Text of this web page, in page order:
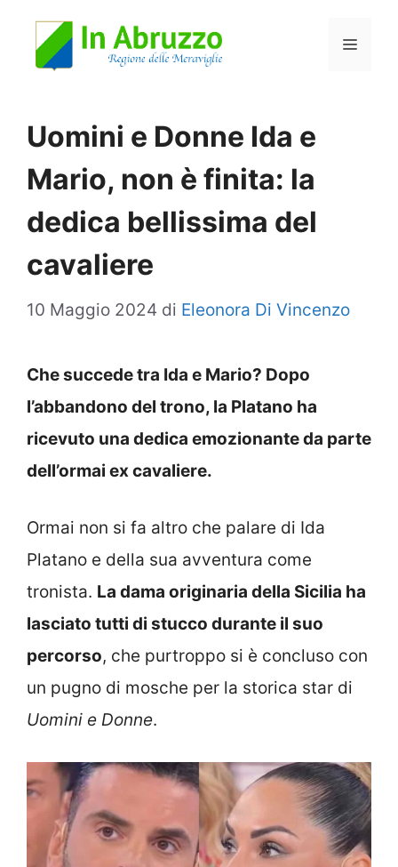
Menu
Uomini e Donne Ida e
Mario, non è finita: la
dedica bellissima del
cavaliere
10 Maggio 2024 di Eleonora Di Vincenzo
Che succede tra Ida e Mario? Dopo
l’abbandono del trono, la Platano ha
ricevuto una dedica emozionante da parte
dell’ormai ex cavaliere.
Ormai non si fa altro che palare di Ida
Platano e della sua avventura come
tronista. La dama originaria della Sicilia ha
lasciato tutti di stucco durante il suo
percorso, che purtroppo si è concluso con
un pugno di mosche per la storica star di
Uomini e Donne.